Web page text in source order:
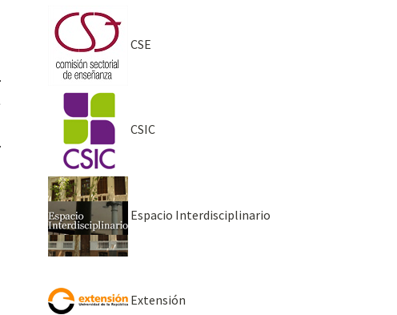
CSE
CSIC
Espacio Interdisciplinario
Extensión